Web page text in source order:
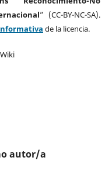
” (CC-BY-NC-SA).
de la licencia.
autor/a